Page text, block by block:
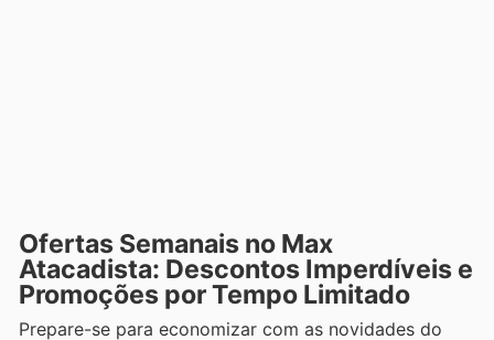
Ofertas Semanais no Max
Atacadista: Descontos Imperdíveis e
Promoções por Tempo Limitado
Prepare-se para economizar com as novidades do